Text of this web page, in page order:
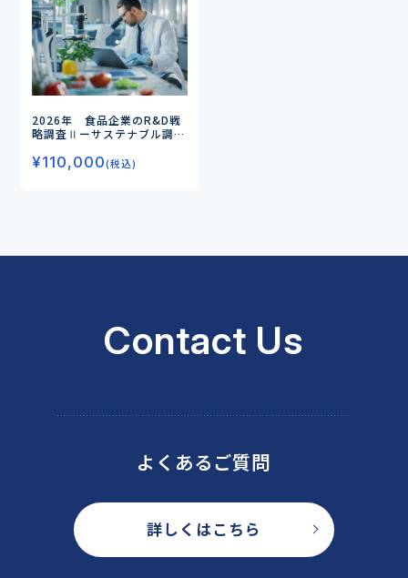
2026年 食品企業のR&D戦
略調査Ⅱ ーサステナブル調達
つの戦略ー
¥110,000(税込)
Contact Us
よくあるご質問
詳しくはこちら